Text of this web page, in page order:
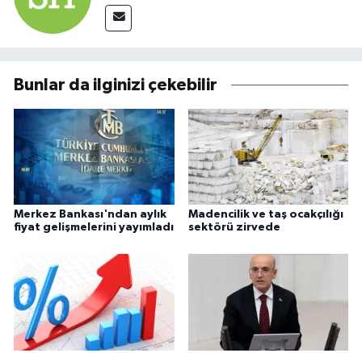
Bunlar da ilginizi çekebilir
Merkez Bankası'ndan aylık
fiyat gelişmelerini yayımladı
Madencilik ve taş ocakçılığı
sektörü zirvede